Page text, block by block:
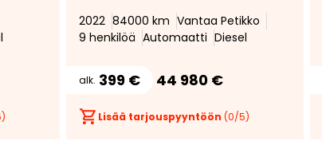
lisälämmitin * 1+8 hengen
pikkubussi *
2022 84000 km Vantaa Petikko
9 henkilöä Automaatti Diesel
alk. 399 € 44 980 €
Lisää tarjouspyyntöön (0/5)